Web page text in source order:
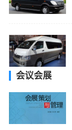
会议会展